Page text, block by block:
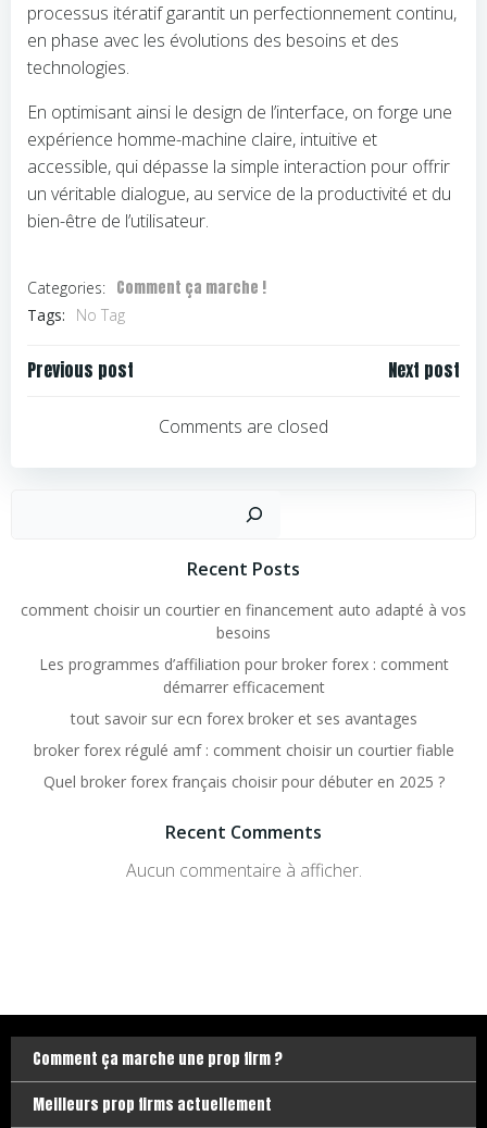
processus itératif garantit un perfectionnement continu,
en phase avec les évolutions des besoins et des
technologies.
En optimisant ainsi le design de l’interface, on forge une
expérience homme-machine claire, intuitive et
accessible, qui dépasse la simple interaction pour offrir
un véritable dialogue, au service de la productivité et du
bien-être de l’utilisateur.
Categories: Comment ça marche !
Tags: No Tag
Navigation
Previous post
l’article
Next post
Comments are closed
Rechercher
Recent Posts
comment choisir un courtier en financement auto adapté à vos
besoins
Les programmes d’affiliation pour broker forex : comment
démarrer efficacement
tout savoir sur ecn forex broker et ses avantages
broker forex régulé amf : comment choisir un courtier fiable
Quel broker forex français choisir pour débuter en 2025 ?
Recent Comments
Aucun commentaire à afficher.
Comment ça marche une prop firm ?
Meilleurs prop firms actuellement